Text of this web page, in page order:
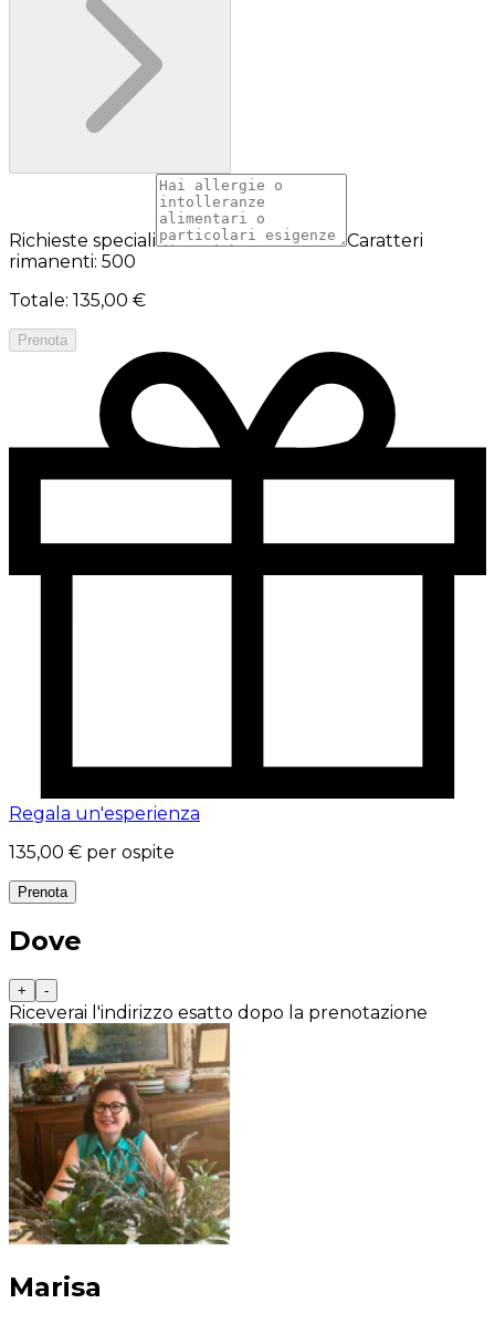
Richieste speciali
Caratteri
rimanenti: 500
Totale: 135,00 €
Prenota
Regala un'esperienza
135,00 € per ospite
Prenota
Dove
+ -
Riceverai l'indirizzo esatto dopo la prenotazione
Marisa